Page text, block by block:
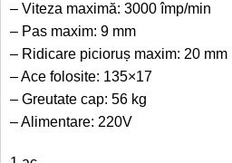
– Viteza maximă: 3000 împ/min
– Pas maxim: 9 mm
– Ridicare picioruș maxim: 20 mm
– Ace folosite: 135×17
– Greutate cap: 56 kg
– Alimentare: 220V